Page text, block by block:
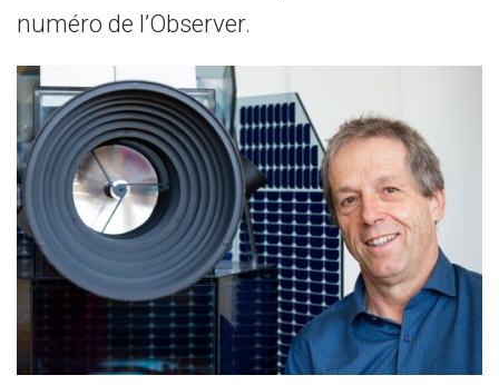
numéro de l’Observer.